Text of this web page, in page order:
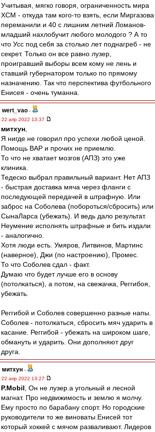
Учитывая, мягко говоря, ограниченность мира
ХСМ - откуда там кого-то взять, если Миргазова
переманили и 40 с лишним летний Ломанов-
младший нахлобучит любого молодого ? А то
что Усс под себя за столько лет поднагреб - не
секрет. Только он все равно лузер,
проигравший выборы всем кому не лень и
ставший губернатором только по прямому
назначению. Так что перспектива футбольного
Енисея - очень туманна.
wert_vao -
22 апр 2022 13:37
митхун
Я нигде не говорил про успехи любой ценой.
Помощь ВАР и прочих не приемлю.
То что не хватает мозгов (АПЗ) это уже
клиника.
Тедеско выбрал правильный вариант. Нет АПЗ
- быстрая доставка мяча через фланги с
последующей передачей в штрафную. Или
заброс на Соболева (побороться/сбросить) или
СынаЛарса (убежать). И ведь дало результат.
Неумение исполнять штрафные и бить издали
- аналогично.
Хотя люди есть. Умяров, Литвинов, Мартинс
(наверное), Джи (по настроению), Промес.
То что Соболев сдал - факт.
Думаю что будет лучше его в основу
(потолкаться), а потом, на свежачка, Реггибоя,
убежать.
Реггибой и Соболев совершенно разные напы.
Соболев - потолкаться, сбросить мяч ударить в
касание. Реггибой - убежать на широком шаге,
обмануть и ударить. Они дополняют друг
друга.
митхун -
22 апр 2022 13:27
P.Mobil , Он не лузер.а угольный и лесной
магнат. Про недвижимость и землю я молчу.
Ему просто по барабану спорт. Но городские
руководители то же виноваты.Енисей тот
который хоккей с мячом разваливают. Лидеров